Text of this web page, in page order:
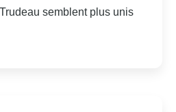
semblent plus unis